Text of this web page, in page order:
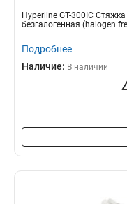
Hyperline GT-300IC
безгалогенная (halogen
Подробнее
Наличие: В наличии